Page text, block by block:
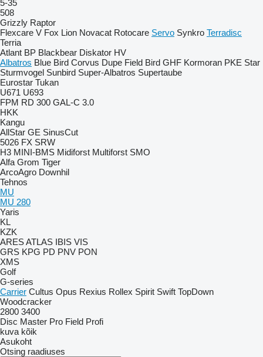
5-35
508
Grizzly Raptor
Flexcare V Fox Lion Novacat Rotocare Servo Synkro Terradisc
Terria
Atlant BP Blackbear Diskator HV
Albatros Blue Bird Corvus Dupe Field Bird GHF Kormoran PKE Star
Sturmvogel Sunbird Super-Albatros Supertaube
Eurostar Tukan
U671 U693
FPM RD 300 GAL-C 3.0
HKK
Kangu
AllStar GE SinusCut
5026 FX SRW
H3 MINI-BMS Midiforst Multiforst SMO
Alfa Grom Tiger
ArcoAgro Downhil
Tehnos
MU
MU 280
Yaris
KL
KZK
ARESATLAS IBIS VIS
GRS KPG PD PNV PON
XMS
Golf
G-series
Carrier Cultus Opus Rexius Rollex Spirit Swift TopDown
Woodcracker
2800 3400
Disc Master Pro Field Profi
kuva kõik
Asukoht
Otsing raadiuses